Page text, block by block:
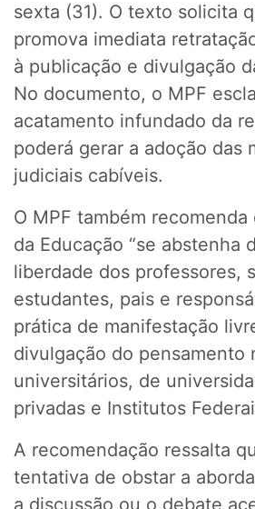
sexta (31). O texto solicita
promova imediata
à publicação e divulgação
No documento, o MPF
acatamento infundado da
poderá gerar a adoção das
judiciais cabíveis.
O MPF também
da Educação “se abstenha
liberdade dos professores,
estudantes, pais e
prática de manifestação
divulgação do pensamento
universitários, de
privadas e Institutos
A recomendação ressalta
tentativa de obstar a
a discussão ou o debate